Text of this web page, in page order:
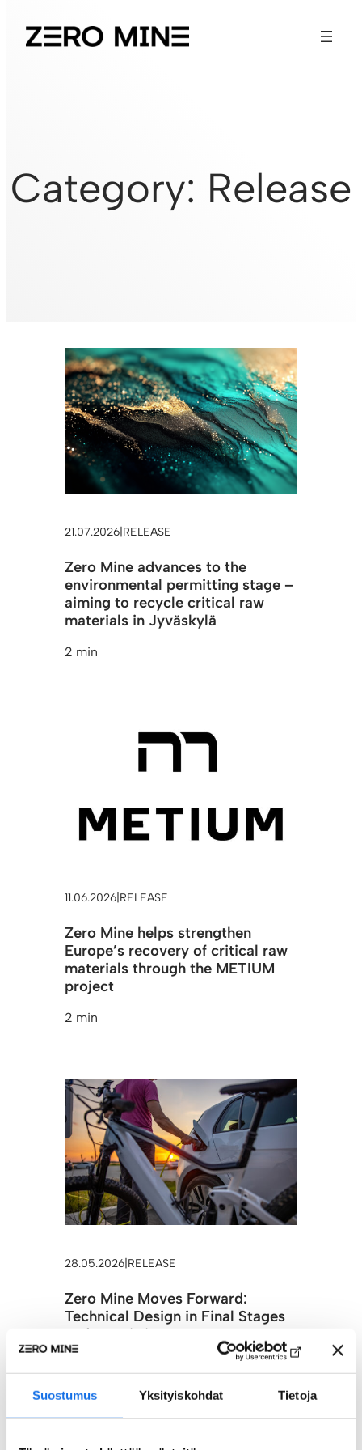
Suostumus Yksityiskohdat Tietoja
Category: Release
21.07.2026 RELEASE
Zero Mine advances to the
environmental permitting stage –
aiming to recycle critical raw
materials in Jyväskylä
2 min
11.06.2026 RELEASE
Zero Mine helps strengthen
Europe’s recovery of critical raw
materials through the METIUM
project
2 min
28.05.2026 RELEASE
Zero Mine Moves Forward:
Technical Design in Final Stages
and Permitting Processes
Underway